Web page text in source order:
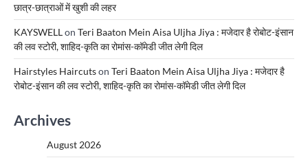
छात्र-छात्राओं में खुशी की लहर
KAYSWELLon Teri Baaton Mein Aisa Uljha Jiya : मजेदार है रोबोट-इंसान
की लव स्टोरी, शाहिद-कृति का रोमांस-कॉमेडी जीत लेगी दिल
Hairstyles Haircutson Teri Baaton Mein Aisa Uljha Jiya : मजेदार है
रोबोट-इंसान की लव स्टोरी, शाहिद-कृति का रोमांस-कॉमेडी जीत लेगी दिल
Archives
August 2026